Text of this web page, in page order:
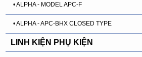
• ALPHA - MODEL APC-F
• ALPHA - APC-BHX CLOSED TYPE
LINH KIỆN PHỤ KIỆN